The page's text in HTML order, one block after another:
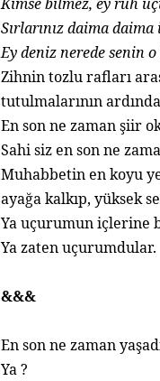
Kimse bilmez, ey ruh
Sırlarınız daima
Ey deniz nerede senin
Zihnin tozlu rafları
tutulmalarının
En son ne zaman şiir
Sahi siz en son ne
Muhabbetin en koyu
ayağa kalkıp, yüksek
Ya uçurumun içlerine
Ya zaten uçurumdular.
&&&
En son ne zaman
Ya ?